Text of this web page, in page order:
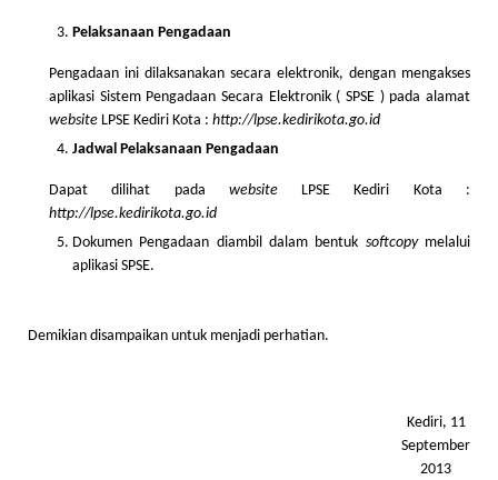
Pelaksanaan Pengadaan
Pengadaan ini dilaksanakan secara elektronik, dengan mengakses
aplikasi Sistem Pengadaan Secara Elektronik ( SPSE ) pada alamat
websiteLPSE Kediri Kota : http://lpse.kedirikota.go.id
Jadwal Pelaksanaan Pengadaan
Dapat dilihat pada websiteLPSE Kediri Kota :
http://lpse.kedirikota.go.id
Dokumen Pengadaan diambil dalam bentuk softcopymelalui
aplikasi SPSE.
Demikian disampaikan untuk menjadi perhatian.
Kediri, 11
September
2013